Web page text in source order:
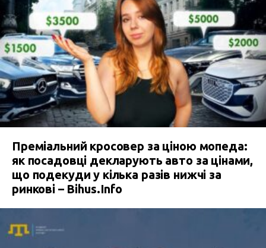
Преміальний кросовер за ціною мопеда:
як посадовці декларують авто за цінами,
що подекуди у кілька разів нижчі за
ринкові – Bihus.Info